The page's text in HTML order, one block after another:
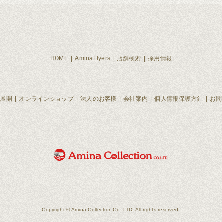
HOME AminaFlyers 店舗検索 採用情報
開 オンラインショップ 法人のお客様 会社案内 個人情報保護方針 お
Copyright © Amina Collection Co.,LTD. All rights reserved.